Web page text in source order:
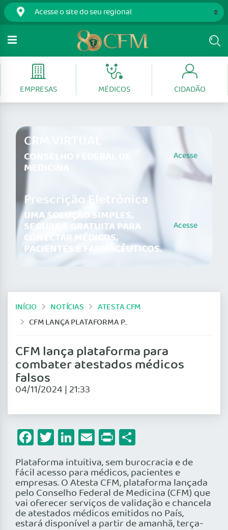
EMPRESAS MÉDICOS CIDADÃO
CRM VIRTUAL
CONSELHO FEDERAL DE
MEDICINA
Acesse
Prescrição Eletrônica
UMA SOLUÇÃO SIMPLES,
SEGURA E GRATUITA PARA
CONECTAR MÉDICOS,
PACIENTES E FARMACÊUTICOS.
Acesse
INÍCIO NOTÍCIAS
ATESTA CFM
CFM LANÇA PLATAFORMA PARA COMBATER ATESTADOS MÉDICOS FALSOS
CFM lança plataforma para
combater atestados médicos
falsos
04/11/2024 | 21:33
Facebook
Twitter
LinkedIn
Email
Print
Plataforma intuitiva, sem burocracia e de
fácil acesso para médicos, pacientes e
empresas. O Atesta CFM, plataforma lançada
pelo Conselho Federal de Medicina (CFM) que
vai oferecer serviços de validação e chancela
de atestados médicos emitidos no País,
estará disponível a partir de amanhã, terça-